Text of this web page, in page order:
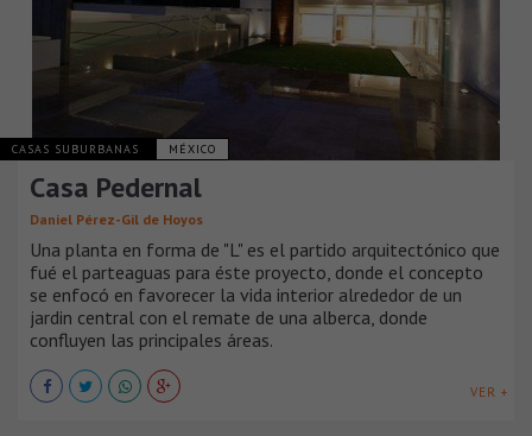
CASAS SUBURBANAS MÉXICO
Casa Pedernal
Daniel Pérez-Gil de Hoyos
Una planta en forma de "L" es el partido arquitectónico que
fué el parteaguas para éste proyecto, donde el concepto
se enfocó en favorecer la vida interior alrededor de un
jardin central con el remate de una alberca, donde
confluyen las principales áreas.
VER +